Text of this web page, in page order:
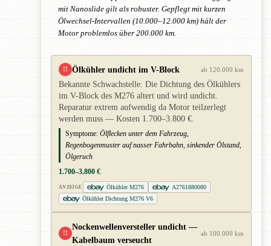
mit Nanoslide gilt als robuster. Gepflegt mit kurzen
Ölwechsel-Intervallen (10.000–12.000 km) hält der
Motor problemlos über 200.000 km.
!! Ölkühler undicht im V-Block ab 120.000 km
Bekannte Schwachstelle: Die Dichtung des Ölkühlers
im V-Block des M276 altert und wird undicht.
Reparatur extrem aufwendig da Motor teilzerlegt
werden muss — Kosten 1.700–3.800 €.
Symptome: Ölflecken unter dem Fahrzeug,
Regenbogenmuster auf nasser Fahrbahn, sinkender Ölstand,
Ölgeruch
1.700–3.800 €
ANZEIGE Ölkühler M276
A2761880080
Ölkühler Dichtung M276 V6
!!
Nockenwellenversteller undicht —
Kabelbaum verseucht
ab 100.000 km